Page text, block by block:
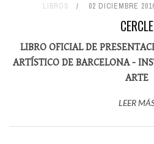
LIBROS 02 DICIEMBRE
CERCLE
LIBRO OFICIAL DE
ARTÍSTICO DE BARCELONA -
ARTE
LEER